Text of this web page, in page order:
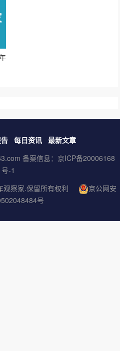
每日资讯 最新文章
备案信息： 京ICP备20006168
号-1
观察家.保留所有权利
京公网安
号